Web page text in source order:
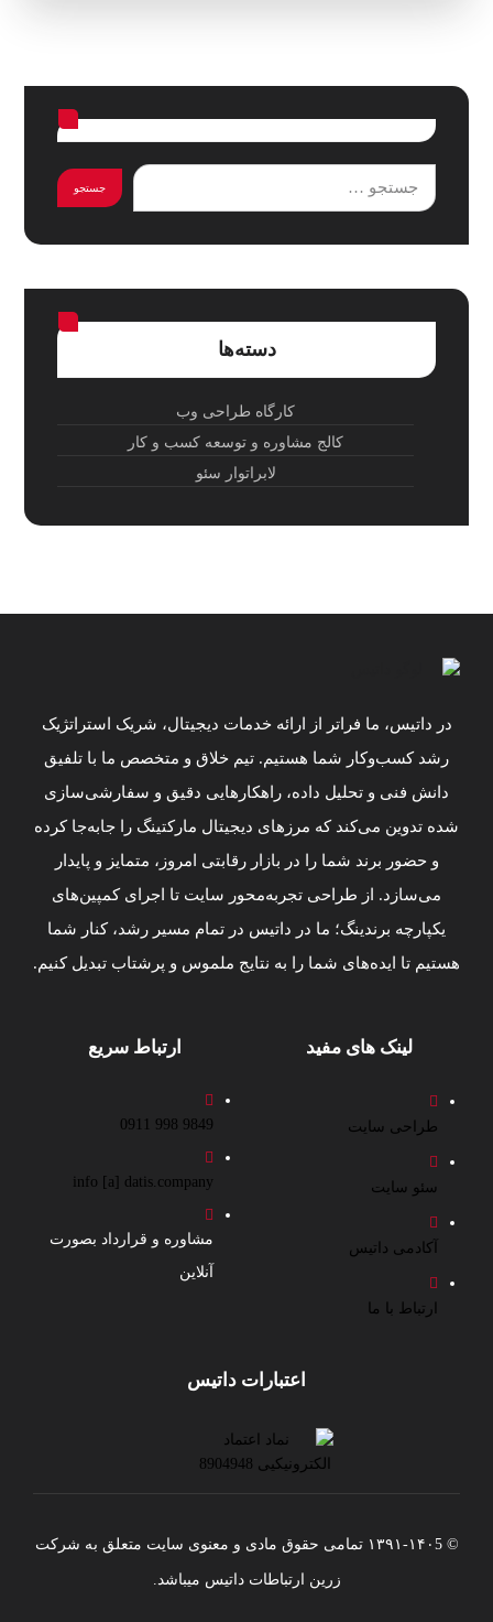
دسته‌ها
کارگاه طراحی وب
کالج مشاوره و توسعه کسب‌ و کار
لابراتوار سئو
در داتیس، ما فراتر از ارائه خدمات دیجیتال، شریک استراتژیک
رشد کسب‌وکار شما هستیم. تیم خلاق و متخصص ما با تلفیق
دانش فنی و تحلیل داده، راهکارهایی دقیق و سفارشی‌سازی
شده تدوین می‌کند که مرزهای دیجیتال مارکتینگ را جابه‌جا کرده
و حضور برند شما را در بازار رقابتی امروز، متمایز و پایدار
می‌سازد. از طراحی تجربه‌محور سایت تا اجرای کمپین‌های
یکپارچه برندینگ؛ ما در داتیس در تمام مسیر رشد، کنار شما
هستیم تا ایده‌های شما را به نتایج ملموس و پرشتاب تبدیل کنیم.
لینک های مفید
طراحی سایت
سئو سایت
آکادمی داتیس
ارتباط با ما
ارتباط سریع
9849 998 0911
info [a] datis.company
مشاوره و قرارداد بصورت
آنلاین
اعتبارات داتیس
© ۱۳۹۱-۱۴۰5 تمامی حقوق مادی و معنوی سایت متعلق به شرکت
زرین ارتباطات داتیس میباشد.